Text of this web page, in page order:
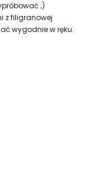
;)
z filigranowej
wygodnie w ręku.